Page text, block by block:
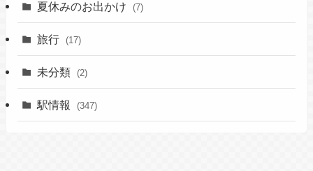
夏休みのお出かけ (7)
旅行 (17)
未分類 (2)
駅情報 (347)